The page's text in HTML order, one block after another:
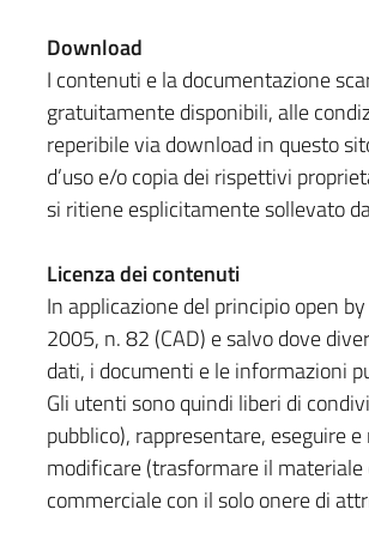
Download
I contenuti e la documentazione
gratuitamente disponibili, alle
reperibile via download in questo
d’uso e/o copia dei rispettivi
si ritiene esplicitamente sollevato
Licenza dei contenuti
In applicazione del principio open
2005, n. 82 (CAD) e salvo dove
dati, i documenti e le informazioni
Gli utenti sono quindi liberi di
pubblico), rappresentare, eseguire
modificare (trasformare il
commerciale con il solo onere di